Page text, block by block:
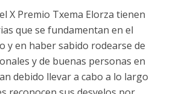
X Premio Txema Elorza tienen
que se fundamentan en el
y en haber sabido rodearse de
y de buenas personas en
debido llevar a cabo a lo largo